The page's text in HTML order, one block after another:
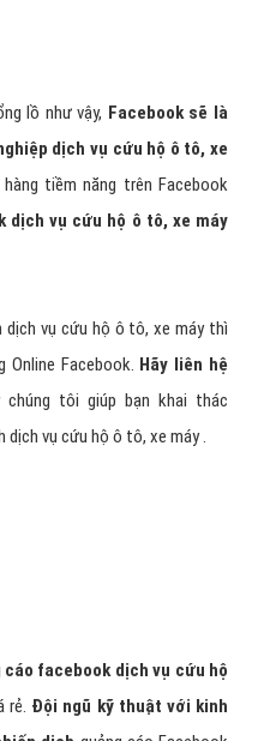
lồ như vậy, Facebook sẽ là
dịch vụ cứu hộ ô tô, xe
tiềm năng trên Facebook
dịch vụ cứu hộ ô tô, xe máy
dịch vụ cứu hộ ô tô, xe máy thì
Online Facebook. Hãy liên hệ
tôi giúp bạn khai thác
vụ cứu hộ ô tô, xe máy .